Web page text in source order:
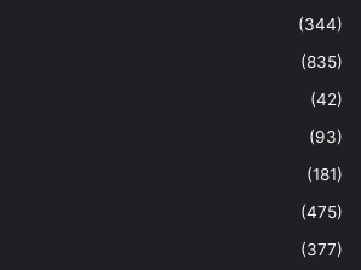
(344)
(835)
(42)
(93)
(181)
(475)
(377)